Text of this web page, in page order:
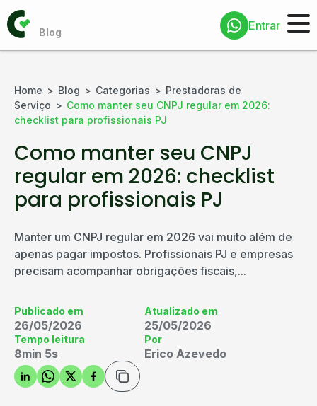
Entrar
Home Blog Categorias
Prestadoras de
Serviço
Como manter seu CNPJ regular em 2026:
checklist para profissionais PJ
Como manter seu CNPJ
regular em 2026: checklist
para profissionais PJ
Manter um CNPJ regular em 2026 vai muito além de
apenas pagar impostos. Profissionais PJ e empresas
precisam acompanhar obrigações fiscais,...
Publicado em
26/05/2026
Atualizado em
25/05/2026
Tempo leitura
8min 5s
Por
Erico Azevedo